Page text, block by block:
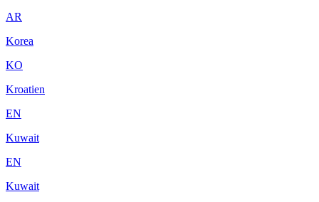
AR
Korea
KO
Kroatien
EN
Kuwait
EN
Kuwait